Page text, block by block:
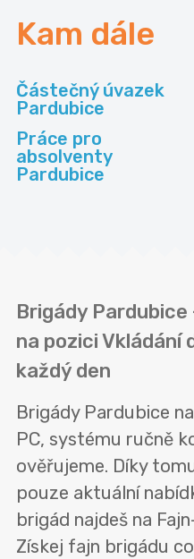
Kam dále
Částečný úvazek
Pardubice
Práce pro
absolventy
Pardubice
Brigády
na pozici Vkládání
každý den
Brigády Pardubice
PC, systému ručně
ověřujeme. Díky
pouze aktuální
brigád najdeš na
Získej fajn brigádu